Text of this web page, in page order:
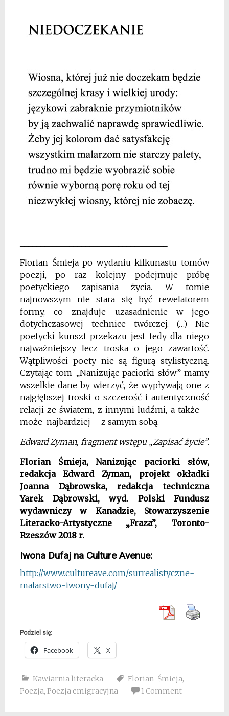
Florian Śmieja po wydaniu kilkunastu tomów
poezji, po raz kolejny podejmuje próbę
poetyckiego zapisania życia. W tomie
najnowszym nie stara się być rewelatorem
formy, co znajduje uzasadnienie w jego
dotychczasowej technice twórczej. (…) Nie
poetycki kunszt przekazu jest tedy dla niego
najważniejszy lecz troska o jego zawartość.
Wątpliwości poety nie są figurą stylistyczną.
Czytając tom „Nanizując paciorki słów” mamy
wszelkie dane by wierzyć, że wypływają one z
najgłębszej troski o szczerość i autentyczność
relacji ze światem, z innymi ludźmi, a także –
może najbardziej – z samym sobą.
Edward Zyman, fragment wstępu „Zapisać życie”.
Florian Śmieja, Nanizując paciorki słów,
redakcja Edward Zyman, projekt okładki
Joanna Dąbrowska, redakcja techniczna
Yarek Dąbrowski, wyd. Polski Fundusz
wydawniczy w Kanadzie, Stowarzyszenie
Literacko-Artystyczne „Fraza”, Toronto-
Rzeszów 2018 r.
Iwona Dufaj na Culture Avenue:
http://www.cultureave.com/surrealistyczne-
malarstwo-iwony-dufaj/
Podziel się:
Facebook X
Kawiarnia literacka Florian-Śmieja,
Poezja, Poezja emigracyjna 1 Comment